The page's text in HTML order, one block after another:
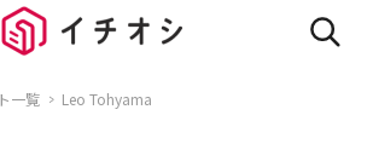
一覧 Leo Tohyama